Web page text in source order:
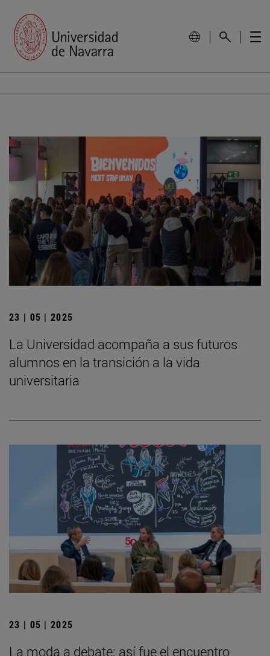
23 | 05 | 2025
La Universidad acompaña a sus futuros
alumnos en la transición a la vida
universitaria
23 | 05 | 2025
La moda a debate: así fue el encuentro